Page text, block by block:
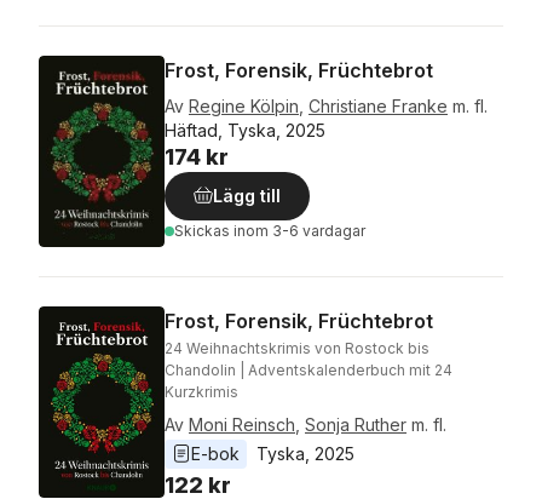
Frost, Forensik, Früchtebrot
Av Regine Kölpin Christiane Franke m. fl.
Häftad, Tyska, 2025
174 kr
Lägg till
Skickas inom 3-6 vardagar
Frost, Forensik, Früchtebrot
24 Weihnachtskrimis von Rostock bis
Chandolin | Adventskalenderbuch mit 24
Kurzkrimis
Av Moni Reinsch Sonja Ruther m. fl.
E-bok
Tyska 2025
122 kr